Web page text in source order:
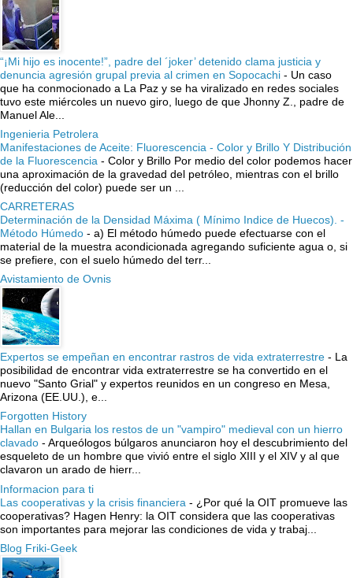
“¡Mi hijo es inocente!”, padre del ´joker’ detenido clama justicia y
denuncia agresión grupal previa al crimen en Sopocachi - Un caso
que ha conmocionado a La Paz y se ha viralizado en redes sociales
tuvo este miércoles un nuevo giro, luego de que Jhonny Z., padre de
Manuel Ale...
Ingenieria Petrolera
Manifestaciones de Aceite: Fluorescencia - Color y Brillo Y Distribución
de la Fluorescencia - Color y Brillo Por medio del color podemos hacer
una aproximación de la gravedad del petróleo, mientras con el brillo
(reducción del color) puede ser un ...
CARRETERAS
Determinación de la Densidad Máxima ( Mínimo Indice de Huecos). -
Método Húmedo - a) El método húmedo puede efectuarse con el
material de la muestra acondicionada agregando suficiente agua o, si
se prefiere, con el suelo húmedo del terr...
Avistamiento de Ovnis
Expertos se empeñan en encontrar rastros de vida extraterrestre - La
posibilidad de encontrar vida extraterrestre se ha convertido en el
nuevo "Santo Grial" y expertos reunidos en un congreso en Mesa,
Arizona (EE.UU.), e...
Forgotten History
Hallan en Bulgaria los restos de un "vampiro" medieval con un hierro
clavado - Arqueólogos búlgaros anunciaron hoy el descubrimiento del
esqueleto de un hombre que vivió entre el siglo XIII y el XIV y al que
clavaron un arado de hierr...
Informacion para ti
Las cooperativas y la crisis financiera - ¿Por qué la OIT promueve las
cooperativas? Hagen Henry: la OIT considera que las cooperativas
son importantes para mejorar las condiciones de vida y trabaj...
Blog Friki-Geek